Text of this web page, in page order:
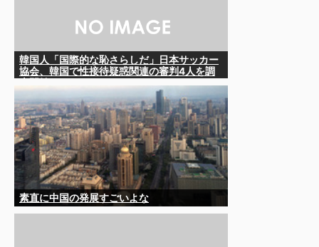
韓国人「国際的な恥さらしだ」日本サッカー
協会、韓国で性接待疑惑関連の審判4人を調
素直に中国の発展すごいよな